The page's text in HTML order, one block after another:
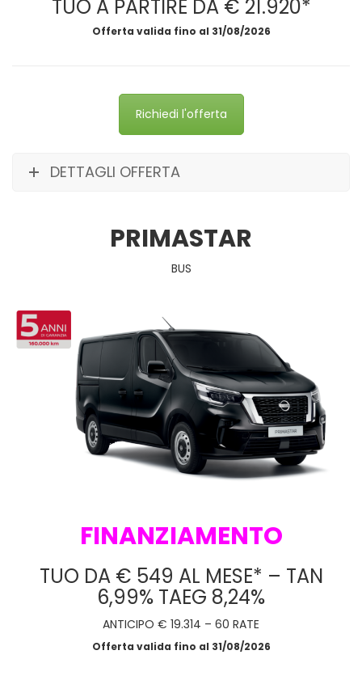
TUO A PARTIRE DA € 21.920*
Offerta valida fino al 31/08/2026
Richiedi l'offerta
DETTAGLI OFFERTA
PRIMASTAR
BUS
FINANZIAMENTO
TUO DA € 549 AL MESE* – TAN
6,99% TAEG 8,24%
ANTICIPO € 19.314 – 60 RATE
Offerta valida fino al 31/08/2026